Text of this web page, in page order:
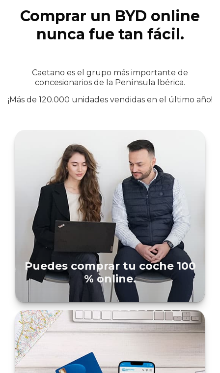
Comprar un BYD online
nunca fue tan fácil.
Caetano es el grupo más importante de
concesionarios de la Península Ibérica.
¡Más de 120.000 unidades vendidas en el último año!
Puedes comprar tu coche 100
% online.